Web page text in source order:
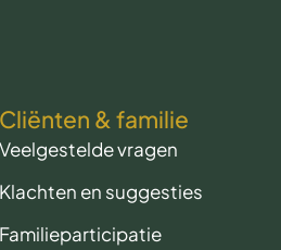
& familie
vragen
en suggesties